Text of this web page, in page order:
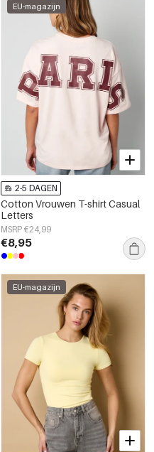
EU-magazijn
2-5 DAGEN
Cotton Vrouwen T-shirt Casual
Letters
MSRP €24,99
€8,95
EU-magazijn